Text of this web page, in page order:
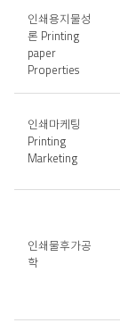
인쇄용지물성
론 Printing
paper
Properties
인쇄마케팅
Printing
Marketing
인쇄물후가공
학